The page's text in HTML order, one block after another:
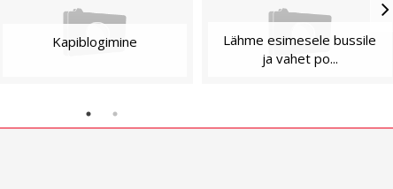
Kapiblogimine
Lähme esimesele bussile
ja vahet po...